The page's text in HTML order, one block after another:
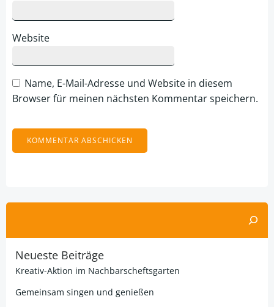
Website
Name, E-Mail-Adresse und Website in diesem
Browser für meinen nächsten Kommentar speichern.
Neueste Beiträge
Kreativ-Aktion im Nachbarscheftsgarten
Gemeinsam singen und genießen